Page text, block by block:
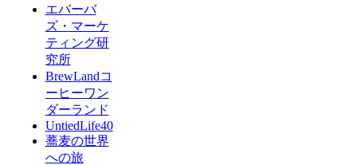
エバーバ
ズ・マーケ
ティング研
究所
BrewLandコ
ーヒーワン
ダーランド
UntiedLife40
蕎麦の世界
への旅